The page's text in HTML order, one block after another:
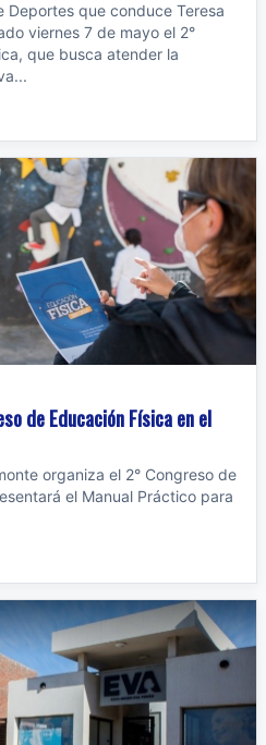
Deportes que conduce Teresa
viernes 7 de mayo el 2°
que busca atender la
de Educación Física en el
organiza el 2° Congreso de
el Manual Práctico para